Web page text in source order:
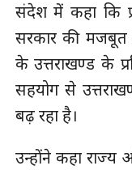
संदेश में कहा कि
सरकार की मजबूत
के उत्तराखण्ड के
सहयोग से
बढ़ रहा है।
उन्होंने कहा